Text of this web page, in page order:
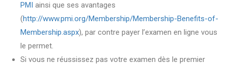
PMI ainsi que ses avantages
(http://www.pmi.org/Membership/Membership-Benefits-of-
Membership.aspx), par contre payer l’examen en ligne vous
le permet.
Si vous ne réussissez pas votre examen dès le premier